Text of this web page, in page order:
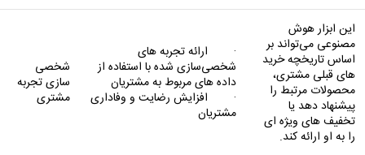
این ابزار هوش
مصنوعی می‌تواند بر
اساس تاریخچه خرید
های قبلی مشتری،
محصولات مرتبط را
پیشنهاد دهد یا
تخفیف ‌های ویژه ‌ای
را به او ارائه کند.
· ارائه تجربه‌ های
شخصی‌سازی ‌شده با استفاده از
داده ‌های مربوط به مشتریان
· افزایش رضایت و وفاداری
مشتریان
شخصی‌
سازی تجربه
مشتری